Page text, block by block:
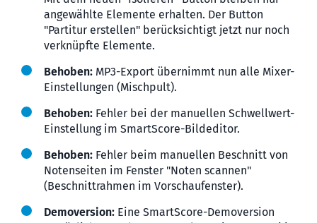
angewählte Elemente erhalten. Der Button
"Partitur erstellen" berück­sichtigt jetzt nur noch
ver­knüpfte Elemente.
Behoben: MP3-Export übernimmt nun alle Mixer-
Einstellungen (Mischpult).
Behoben: Fehler bei der manu­ellen Schwell­wert-
Einstel­lung im SmartScore-Bildeditor.
Behoben: Fehler beim manu­ellen Beschnitt von
Noten­seiten im Fenster "Noten scannen"
(Beschnitt­rahmen im Vorschau­fenster).
Demoversion: Eine SmartScore-Demo­version